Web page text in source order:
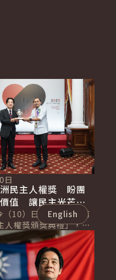
日
民主人權獎 盼團
值 讓民主光芒持
（10）日上午出席「第
人權獎頒獎典禮」，親
屆得主「印尼法律援助
（PBHI）在逆境中堅守
English